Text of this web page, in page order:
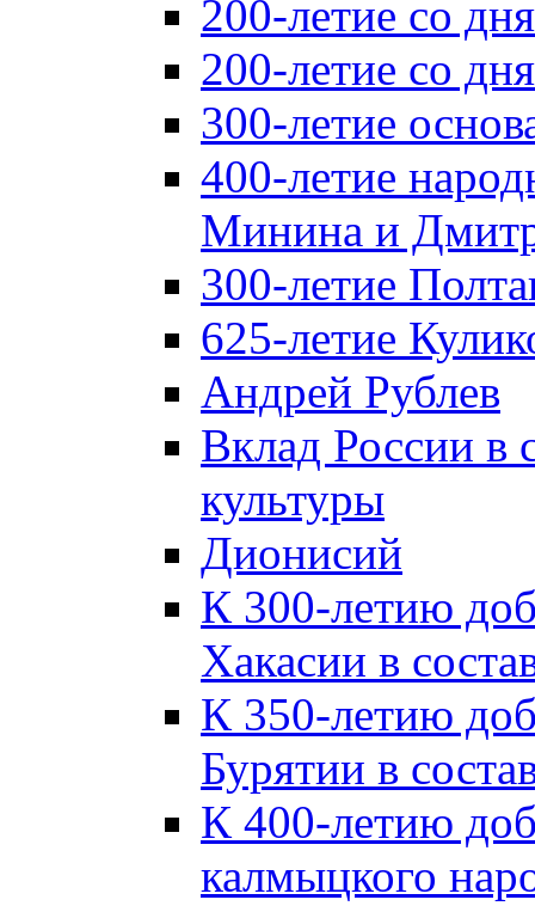
200-летие со
200-летие со
300-летие
400-летие
Минина и
300-летие
625-летие
Андрей Рублев
Вклад России в
культуры
Дионисий
К 300-летию
Хакасии в
К 350-летию
Бурятии в
К 400-летию
калмыцкого